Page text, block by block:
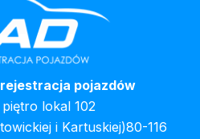
rejestracja pojazdów
lokal 102
i Kartuskiej)80-116